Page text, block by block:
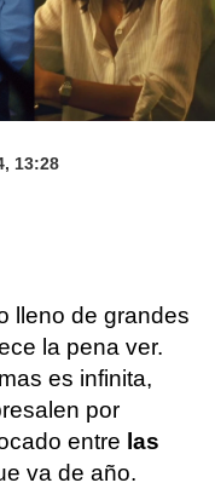
13:28
lleno de grandes
la pena ver.
es infinita,
por
entre las
va de año.